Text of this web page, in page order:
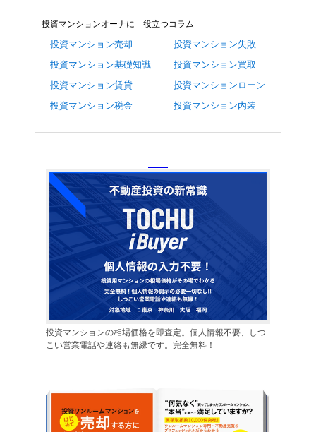
投資マンションオーナに 役立つコラム
投資マンション売却
投資マンション基礎知識
投資マンション賃貸
投資マンション税金
投資マンション失敗
投資マンション買取
投資マンションローン
投資マンション内装
投資マンションの相場価格を即査定。個人情報不要、しつ
こい営業電話や連絡も無縁です。完全無料！